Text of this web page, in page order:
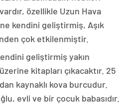
özellikle Uzun Hava
kendini geliştirmiş, Aşık
çok etkilenmiştir.
geliştirmiş yakın
kitapları çıkacaktır. 25
kaynaklı kova burcudur.
evli ve bir çocuk babasıdır.